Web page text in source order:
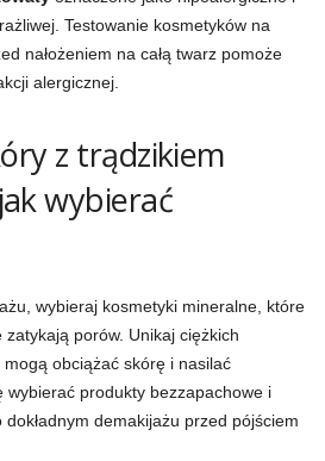
Testowanie kosmetyków na
nałożeniem na całą twarz pomoże
alergicznej.
z trądzikiem
wybierać
wybieraj kosmetyki mineralne, które
porów. Unikaj ciężkich
mogą obciążać skórę i nasilać
wybierać produkty bezzapachowe i
demakijażu przed pójściem